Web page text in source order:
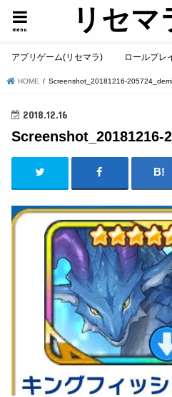
リセマ
menu
アプリゲーム(リセマラ) ロールプレ
HOME Screenshot_20181216-
2018.12.16
Screenshot_20181216-